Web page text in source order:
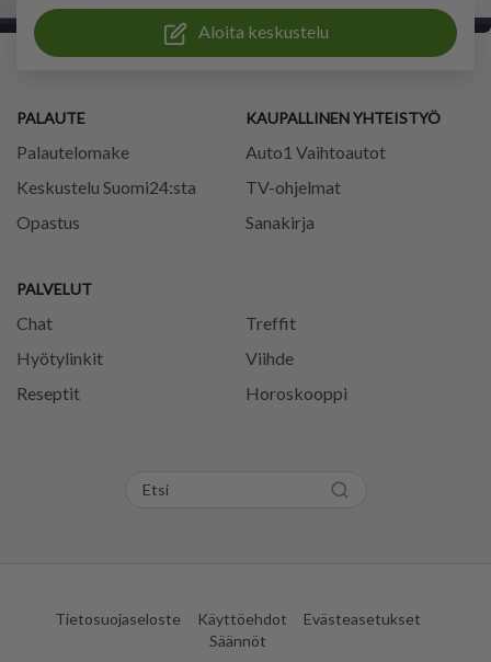
Aloita keskustelu
PALAUTE
Palautelomake
Keskustelu Suomi24:sta
Opastus
PALVELUT
Chat
Treffit
Hyötylinkit
Viihde
Reseptit
Horoskooppi
KAUPALLINEN YHTEISTYÖ
Auto1 Vaihtoautot
TV-ohjelmat
Sanakirja
Tietosuojaseloste Käyttöehdot
Evästeasetukset
Säännöt